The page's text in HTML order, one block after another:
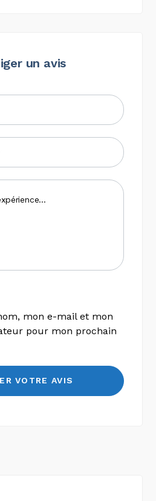
un avis
mon e-mail et mon
pour mon prochain